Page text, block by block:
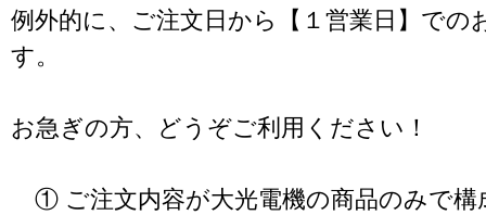
例外的に、ご注文日から【１営業日】での
す。
お急ぎの方、どうぞご利用ください！
① ご注文内容が大光電機の商品のみで構